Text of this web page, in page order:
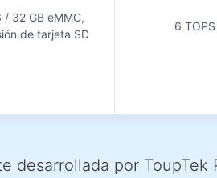
/ 32 GB eMMC,
de tarjeta SD
6 TOPS
desarrollada por